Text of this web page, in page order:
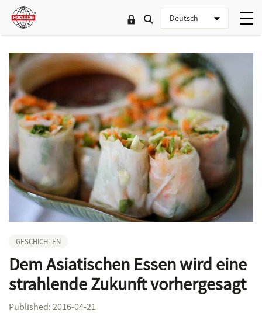
GESCHICHTEN
Dem Asiatischen Essen wird eine
strahlende Zukunft vorhergesagt
Published: 2016-04-21